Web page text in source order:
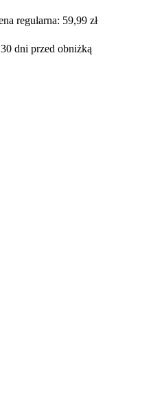
regularna: 59,99 zł
dni przed obniżką